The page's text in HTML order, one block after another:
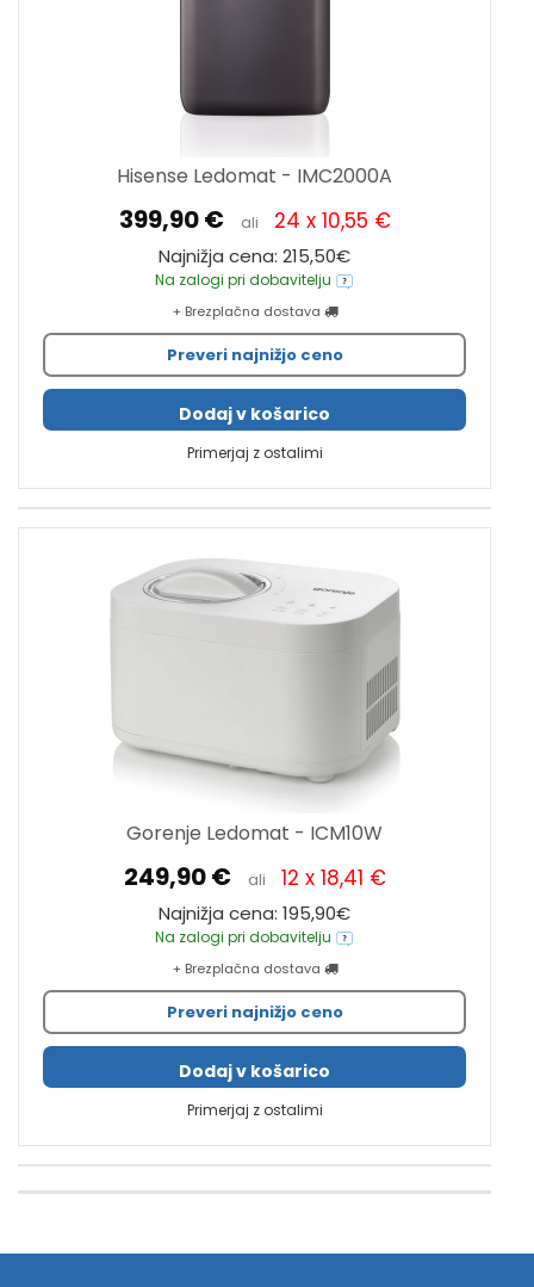
Hisense Ledomat - IMC2000A
399,90 € ali 24 x 10,55 €
Najnižja cena: 215,50€
Na zalogi pri dobavitelju
+ Brezplačna dostava
Preveri najnižjo ceno
Dodaj v košarico
Primerjaj z ostalimi
Gorenje Ledomat - ICM10W
249,90 € ali 12 x 18,41 €
Najnižja cena: 195,90€
Na zalogi pri dobavitelju
+ Brezplačna dostava
Preveri najnižjo ceno
Dodaj v košarico
Primerjaj z ostalimi